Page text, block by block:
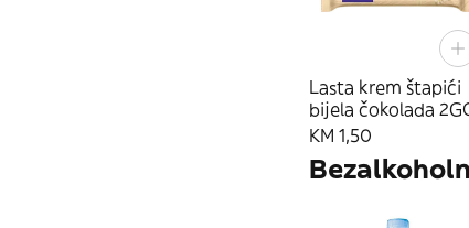
Lasta krem štapići
bijela čokolada
KM 1,50